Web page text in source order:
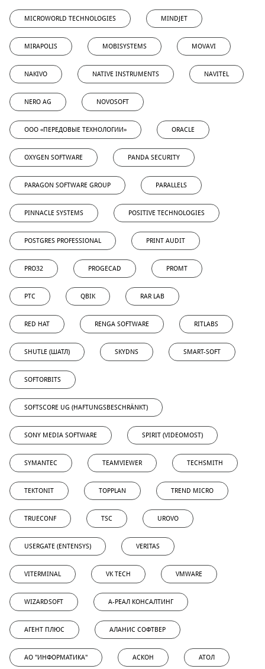
MICROWORLD TECHNOLOGIES MINDJET
MIRAPOLIS MOBISYSTEMS MOVAVI
NAKIVO NATIVE INSTRUMENTS NAVITEL
NERO AG NOVOSOFT
OOO «ПЕРЕДОВЫЕ ТЕХНОЛОГИИ» ORACLE
OXYGEN SOFTWARE PANDA SECURITY
PARAGON SOFTWARE GROUP PARALLELS
PINNACLE SYSTEMS POSITIVE TECHNOLOGIES
POSTGRES PROFESSIONAL PRINT AUDIT
PRO32 PROGECAD PROMT
PTC QBIK RAR LAB
RED HAT RENGA SOFTWARE RITLABS
SHUTLE (ШАТЛ) SKYDNS SMART-SOFT
SOFTORBITS
SOFTSCORE UG (HAFTUNGSBESCHRÄNKT)
SONY MEDIA SOFTWARE SPIRIT (VIDEOMOST)
SYMANTEC TEAMVIEWER TECHSMITH
TEKTONIT TOPPLAN TREND MICRO
TRUECONF TSC UROVO
USERGATE (ENTENSYS) VERITAS
VITERMINAL VK TECH VMWARE
WIZARDSOFT А-РЕАЛ КОНСАЛТИНГ
АГЕНТ ПЛЮС АЛАНИС СОФТВЕР
АО "ИНФОРМАТИКА" АСКОН АТОЛ